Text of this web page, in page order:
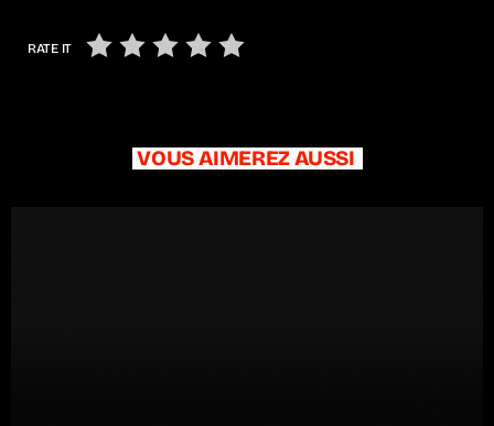
RATE IT
VOUS AIMEREZ AUSSI